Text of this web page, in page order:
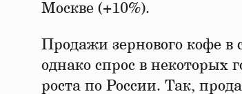
Москве (+10%).
Продажи зернового кофе в
однако спрос в некоторых
роста по России. Так,